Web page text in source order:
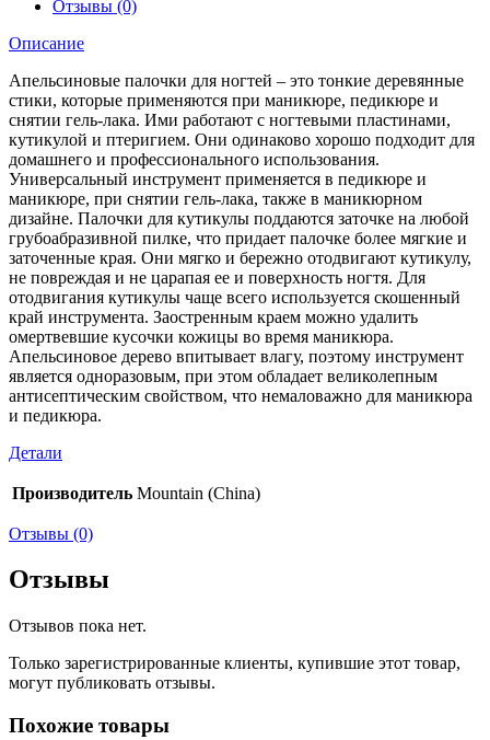
Отзывы (0)
Описание
Апельсиновые палочки для ногтей – это тонкие деревянные
стики, которые применяются при маникюре, педикюре и
снятии гель-лака. Ими работают с ногтевыми пластинами,
кутикулой и птеригием. Они одинаково хорошо подходит для
домашнего и профессионального использования.
Универсальный инструмент применяется в педикюре и
маникюре, при снятии гель-лака, также в маникюрном
дизайне. Палочки для кутикулы поддаются заточке на любой
грубоабразивной пилке, что придает палочке более мягкие и
заточенные края. Они мягко и бережно отодвигают кутикулу,
не повреждая и не царапая ее и поверхность ногтя. Для
отодвигания кутикулы чаще всего используется скошенный
край инструмента. Заостренным краем можно удалить
омертвевшие кусочки кожицы во время маникюра.
Апельсиновое дерево впитывает влагу, поэтому инструмент
является одноразовым, при этом обладает великолепным
антисептическим свойством, что немаловажно для маникюра
и педикюра.
Детали
Производитель Mountain (China)
Отзывы (0)
Отзывы
Отзывов пока нет.
Только зарегистрированные клиенты, купившие этот товар,
могут публиковать отзывы.
Похожие товары